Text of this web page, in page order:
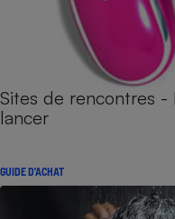
Sites de rencontres -
lancer
GUIDE D'ACHAT